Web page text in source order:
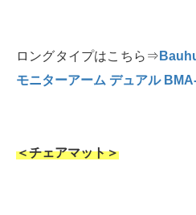
ロングタイプはこちら⇒
モニターアーム デュアル
＜チェアマット＞